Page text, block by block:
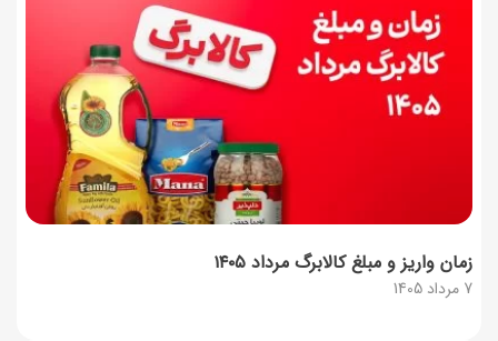
7 مرداد 1405
زمان واریز و مبلغ کالابرگ مرداد ۱۴۰۵